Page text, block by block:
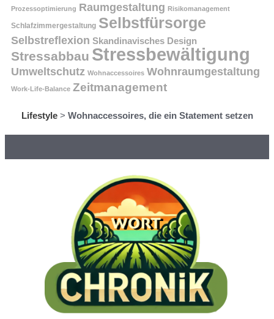
Prozessoptimierung Raumgestaltung Risikomanagement
Schlafzimmergestaltung Selbstfürsorge
Selbstreflexion Skandinavisches Design
Stressabbau Stressbewältigung
Umweltschutz Wohnaccessoires Wohnraumgestaltung
Work-Life-Balance Zeitmanagement
Lifestyle> Wohnaccessoires, die ein Statement setzen